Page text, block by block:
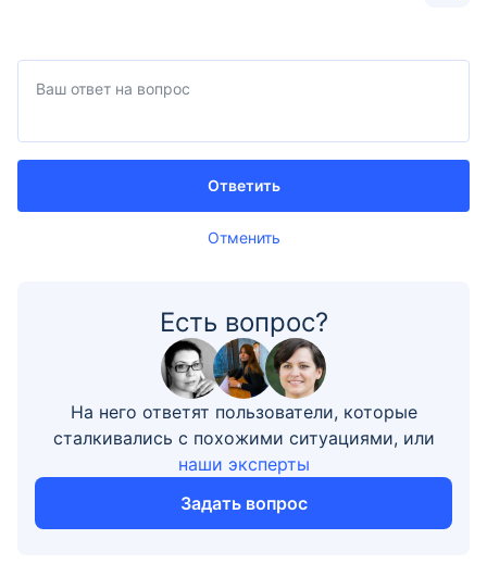
Отменить
Ответить
Есть вопрос?
На него ответят пользователи, которые
сталкивались с похожими ситуациями, или
наши эксперты
Задать вопрос